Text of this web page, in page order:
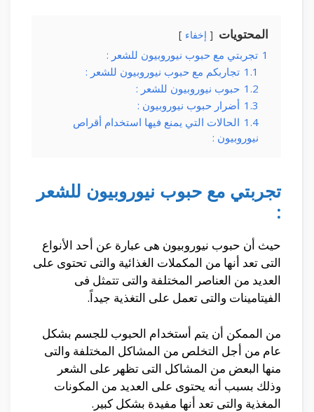
المحتويات إخفاء
1 تجربتي مع حبوب نيوروبيون للشعر :
1.1 تجاربكم مع حبوب نيوروبيون للشعر :
1.2 حبوب نيوروبيون للشعر :
1.3 أضرار حبوب نيوروبيون :
1.4 الحالات التي يمنع فيها استخدام أقراص
نيوروبيون :
تجربتي مع حبوب نيوروبيون للشعر
:
حيث أن حبوب نيوروبيون هى عبارة عن أحد الأنواع
التى تعد أنها من المكملات الغذائية والتى تحتوى على
العديد من العناصر المختلفة والتى تتمثل فى
الفيتامينات والتى تعمل على التغذية جيداً.
من الممكن أن يتم أستخدام الحبوب للجسم بشكل
عام من أجل التخلص من المشاكل المختلفة والتى
منها البعض من المشاكل التى تظهر على الشعر
وذلك بسبب أنه يحتوى على العديد من المكونات
المغذية والتى تعد أنها مفيدة بشكل كبير.